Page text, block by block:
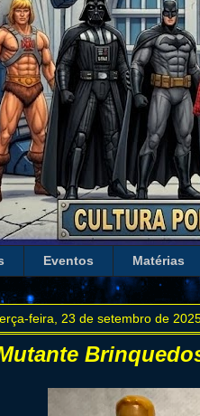
Eventos Matérias
feira, 23 de setembro de